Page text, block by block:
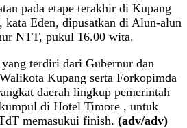
pada etape terakhir di Kupang
kata Eden, dipusatkan di Alun-alun
NTT, pukul 16.00 wita.
terdiri dari Gubernur dan
Kupang serta Forkopimda
daerah lingkup pemerintah
di Hotel Timore , untuk
memasukui finish. (adv/adv)